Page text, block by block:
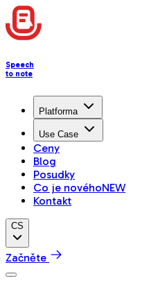
Speech
to note
Platforma
Use Case
Ceny
Blog
Posudky
Co je novéhoNEW
Kontakt
CS
Začněte